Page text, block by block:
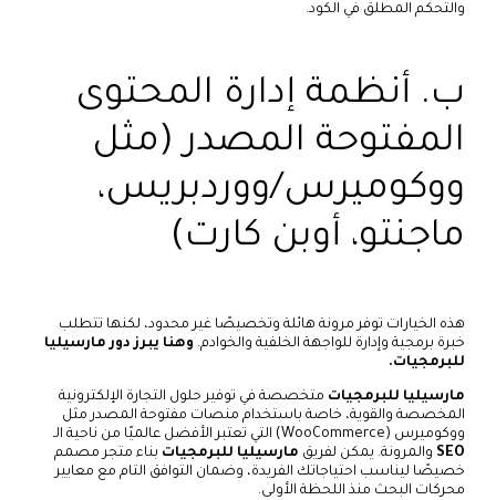
والتحكم المطلق في الكود.
ب. أنظمة إدارة المحتوى
المفتوحة المصدر (مثل
ووكوميرس/ووردبريس،
ماجنتو، أوبن كارت)
هذه الخيارات توفر مرونة هائلة وتخصيصًا غير محدود، لكنها تتطلب
خبرة برمجية وإدارة للواجهة الخلفية والخوادم. وهنا يبرز دور مارسيليا
للبرمجيات.
مارسيليا للبرمجيات متخصصة في توفير حلول التجارة الإلكترونية
المخصصة والقوية، خاصة باستخدام منصات مفتوحة المصدر مثل
ووكوميرس (WooCommerce) التي تعتبر الأفضل عالميًا من ناحية الـ
SEO والمرونة. يمكن لفريق مارسيليا للبرمجيات بناء متجر مصمم
خصيصًا ليناسب احتياجاتك الفريدة، وضمان التوافق التام مع معايير
محركات البحث منذ اللحظة الأولى.